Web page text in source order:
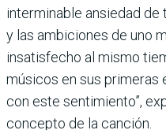
interminable ansiedad
y las ambiciones de uno
insatisfecho al mismo
músicos en sus primeras
con este sentimiento”,
concepto de la canción.